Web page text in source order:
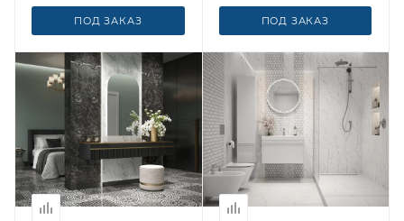
ПОД ЗАКАЗ ПОД ЗАКАЗ